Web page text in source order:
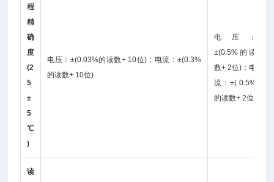
程
精
确
度
(2
5
±
5
℃
)
电压：±(0.03%的读数+ 10位)；电流：±(0.3%
的读数+ 10位)
电压：
±(0.5%的读
数+ 2位)；电
流：±( 0.5%
的读数+ 2位)
读